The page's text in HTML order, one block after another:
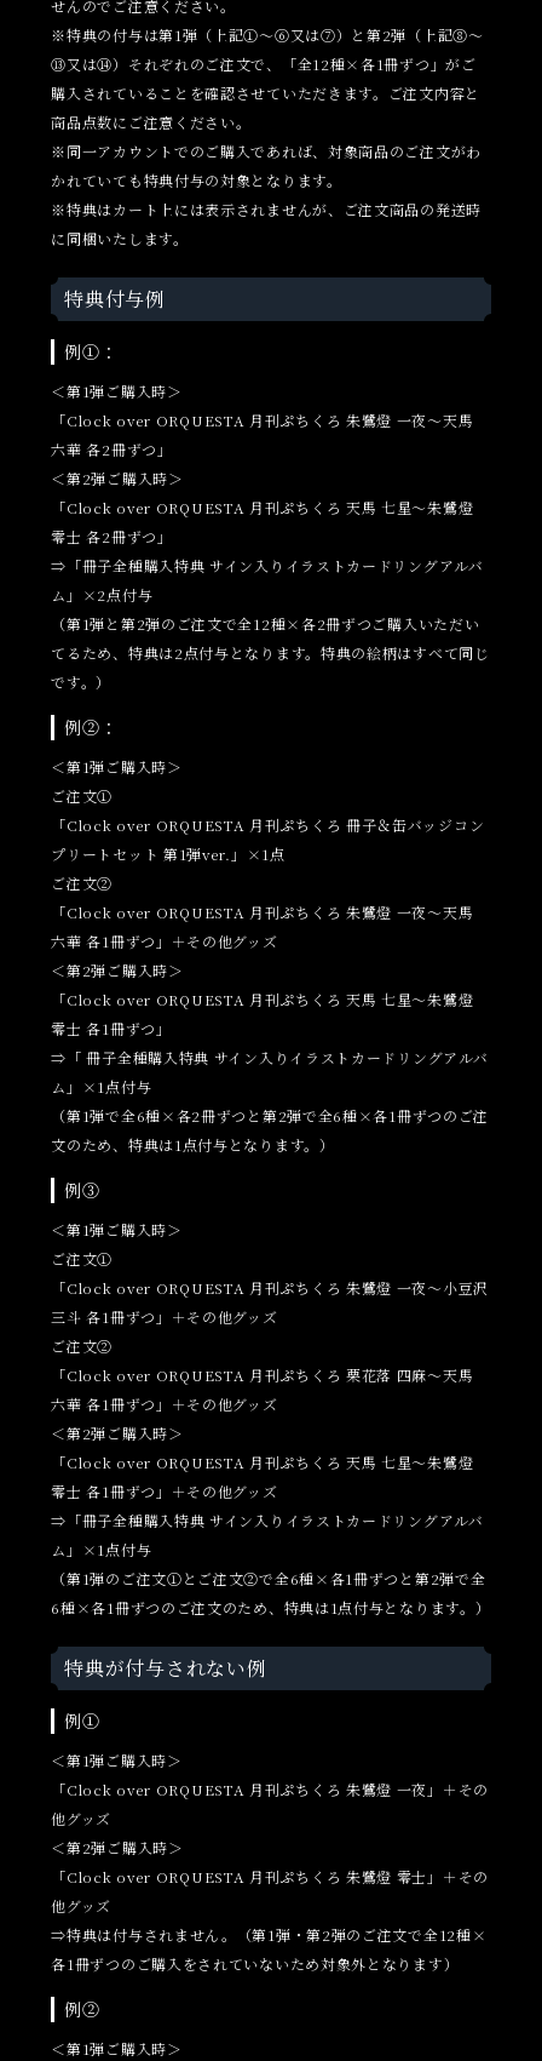
せんのでご注意ください。
※特典の付与は第1弾（上記①～⑥又は⑦）と第2弾（上記⑧～
⑬又は⑭）それぞれのご注文で、「全12種×各1冊ずつ」がご
購入されていることを確認させていただきます。ご注文内容と
商品点数にご注意ください。
※同一アカウントでのご購入であれば、対象商品のご注文がわ
かれていても特典付与の対象となります。
※特典はカート上には表示されませんが、ご注文商品の発送時
に同梱いたします。
特典付与例
例①：
＜第1弾ご購入時＞
「Clock over ORQUESTA 月刊ぷちくろ 朱鷺燈 一夜～天馬
六華 各2冊ずつ」
＜第2弾ご購入時＞
「Clock over ORQUESTA 月刊ぷちくろ 天馬 七星～朱鷺燈
零士 各2冊ずつ」
⇒「冊子全種購入特典 サイン入りイラストカードリングアルバ
ム」×2点付与
（第1弾と第2弾のご注文で全12種×各2冊ずつご購入いただい
てるため、特典は2点付与となります。特典の絵柄はすべて同じ
です。）
例②：
＜第1弾ご購入時＞
ご注文①
「Clock over ORQUESTA 月刊ぷちくろ 冊子＆缶バッジコン
プリートセット 第1弾ver.」×1点
ご注文②
「Clock over ORQUESTA 月刊ぷちくろ 朱鷺燈 一夜～天馬
六華 各1冊ずつ」＋その他グッズ
＜第2弾ご購入時＞
「Clock over ORQUESTA 月刊ぷちくろ 天馬 七星～朱鷺燈
零士 各1冊ずつ」
⇒「 冊子全種購入特典 サイン入りイラストカードリングアルバ
ム」×1点付与
（第1弾で全6種×各2冊ずつと第2弾で全6種×各1冊ずつのご注
文のため、特典は1点付与となります。）
例③
＜第1弾ご購入時＞
ご注文①
「Clock over ORQUESTA 月刊ぷちくろ 朱鷺燈 一夜～小豆沢
三斗 各1冊ずつ」＋その他グッズ
ご注文②
「Clock over ORQUESTA 月刊ぷちくろ 栗花落 四麻～天馬
六華 各1冊ずつ」＋その他グッズ
＜第2弾ご購入時＞
「Clock over ORQUESTA 月刊ぷちくろ 天馬 七星～朱鷺燈
零士 各1冊ずつ」＋その他グッズ
⇒「冊子全種購入特典 サイン入りイラストカードリングアルバ
ム」×1点付与
（第1弾のご注文①とご注文②で全6種×各1冊ずつと第2弾で全
6種×各1冊ずつのご注文のため、特典は1点付与となります。）
特典が付与されない例
例①
＜第1弾ご購入時＞
「Clock over ORQUESTA 月刊ぷちくろ 朱鷺燈 一夜」＋その
他グッズ
＜第2弾ご購入時＞
「Clock over ORQUESTA 月刊ぷちくろ 朱鷺燈 零士」＋その
他グッズ
⇒特典は付与されません。（第1弾・第2弾のご注文で全12種×
各1冊ずつのご購入をされていないため対象外となります）
例②
＜第1弾ご購入時＞